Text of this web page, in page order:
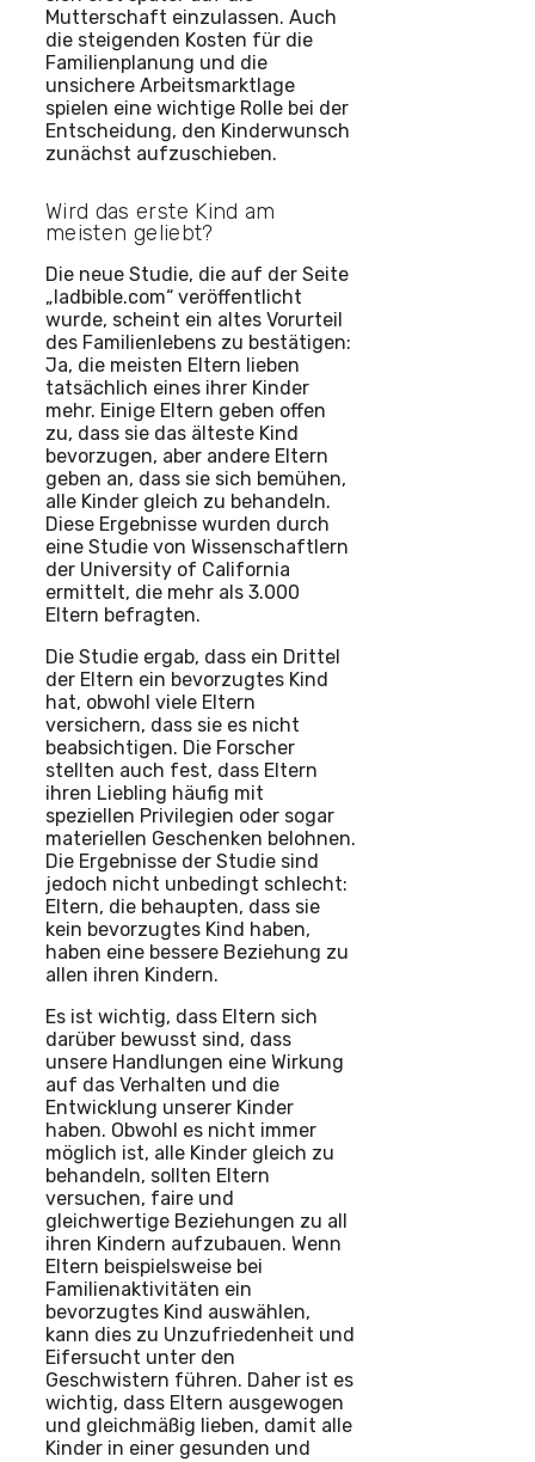
Mutterschaft einzulassen. Auch
die steigenden Kosten für die
Familienplanung und die
unsichere Arbeitsmarktlage
spielen eine wichtige Rolle bei der
Entscheidung, den Kinderwunsch
zunächst aufzuschieben.
Wird das erste Kind am
meisten geliebt?
Die neue Studie, die auf der Seite
„ladbible.com“ veröffentlicht
wurde, scheint ein altes Vorurteil
des Familienlebens zu bestätigen:
Ja, die meisten Eltern lieben
tatsächlich eines ihrer Kinder
mehr. Einige Eltern geben offen
zu, dass sie das älteste Kind
bevorzugen, aber andere Eltern
geben an, dass sie sich bemühen,
alle Kinder gleich zu behandeln.
Diese Ergebnisse wurden durch
eine Studie von Wissenschaftlern
der University of California
ermittelt, die mehr als 3.000
Eltern befragten.
Die Studie ergab, dass ein Drittel
der Eltern ein bevorzugtes Kind
hat, obwohl viele Eltern
versichern, dass sie es nicht
beabsichtigen. Die Forscher
stellten auch fest, dass Eltern
ihren Liebling häufig mit
speziellen Privilegien oder sogar
materiellen Geschenken belohnen.
Die Ergebnisse der Studie sind
jedoch nicht unbedingt schlecht:
Eltern, die behaupten, dass sie
kein bevorzugtes Kind haben,
haben eine bessere Beziehung zu
allen ihren Kindern.
Es ist wichtig, dass Eltern sich
darüber bewusst sind, dass
unsere Handlungen eine Wirkung
auf das Verhalten und die
Entwicklung unserer Kinder
haben. Obwohl es nicht immer
möglich ist, alle Kinder gleich zu
behandeln, sollten Eltern
versuchen, faire und
gleichwertige Beziehungen zu all
ihren Kindern aufzubauen. Wenn
Eltern beispielsweise bei
Familienaktivitäten ein
bevorzugtes Kind auswählen,
kann dies zu Unzufriedenheit und
Eifersucht unter den
Geschwistern führen. Daher ist es
wichtig, dass Eltern ausgewogen
und gleichmäßig lieben, damit alle
Kinder in einer gesunden und